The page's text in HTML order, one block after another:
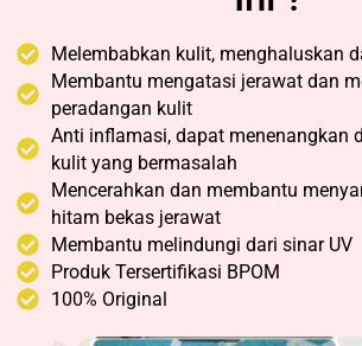
Melembabkan kulit, menghaluskan
Membantu mengatasi jerawat dan
peradangan kulit
Anti inflamasi, dapat menenangkan
kulit yang bermasalah
Mencerahkan dan membantu
hitam bekas jerawat
Membantu melindungi dari sinar UV
Produk Tersertifikasi BPOM
100% Original